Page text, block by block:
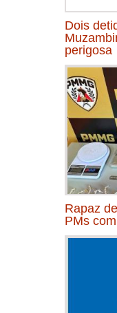
Dois
perigosa
Rapaz
PMs